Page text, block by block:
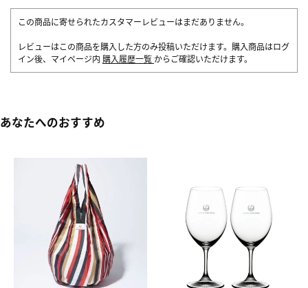
この商品に寄せられたカスタマーレビューはまだありません。
レビューはこの商品を購入した方のみ投稿いただけます。購入商品はログ
イン後、マイページ内 購入履歴一覧 からご確認いただけます。
あなたへのおすすめ